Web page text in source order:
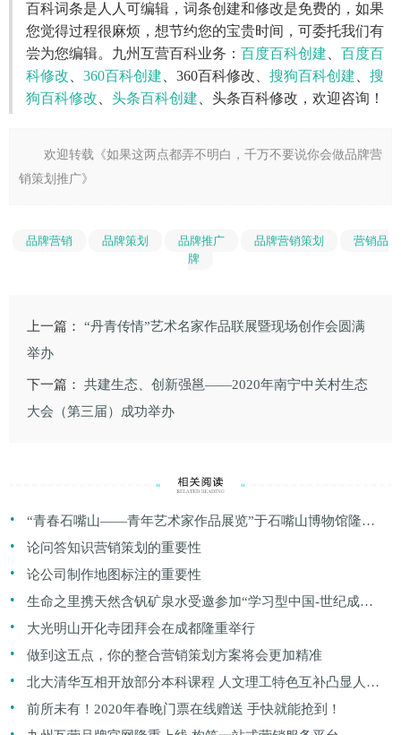
百科词条是人人可编辑，词条创建和修改是免费的，如果
您觉得过程很麻烦，想节约您的宝贵时间，可委托我们有
尝为您编辑。九州互营百科业务： 百度百科创建
百度百
科修改
360百科创建 、360百科修改、 搜狗百科创建
搜
狗百科修改
头条百科创建 、头条百科修改，欢迎咨询！
欢迎转载《如果这两点都弄不明白，千万不要说你会做品牌营
销策划推广》
品牌营销 品牌策划 品牌推广 品牌营销策划
营销品
牌
上一篇： “丹青传情”艺术名家作品联展暨现场创作会圆满
举办
下一篇： 共建生态、创新强邕——2020年南宁中关村生态
大会（第三届）成功举办
.
“青春石嘴山——青年艺术家作品展览”于石嘴山博物馆隆重
开幕
. 论问答知识营销策划的重要性
. 论公司制作地图标注的重要性
.
生命之里携天然含钒矿泉水受邀参加“学习型中国-世纪成功
论坛”
. 大光明山开化寺团拜会在成都隆重举行
. 做到这五点，你的整合营销策划方案将会更加精准
.
北大清华互相开放部分本科课程 人文理工特色互补凸显人性
化
. 前所未有！2020年春晚门票在线赠送 手快就能抢到！
.